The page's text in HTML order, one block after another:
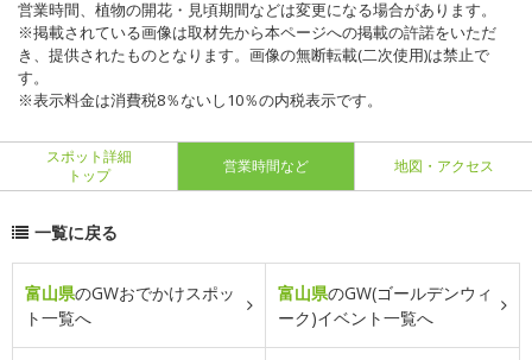
営業時間、植物の開花・見頃期間などは変更になる場合があります。
※掲載されている画像は取材先から本ページへの掲載の許諾をいただ
き、提供されたものとなります。画像の無断転載(二次使用)は禁止で
す。
※表示料金は消費税8％ないし10％の内税表示です。
スポット詳細
トップ
営業時間など 地図・アクセス
一覧に戻る
富山県のGWおでかけスポッ
ト一覧へ
富山県のGW(ゴールデンウィ
ーク)イベント一覧へ